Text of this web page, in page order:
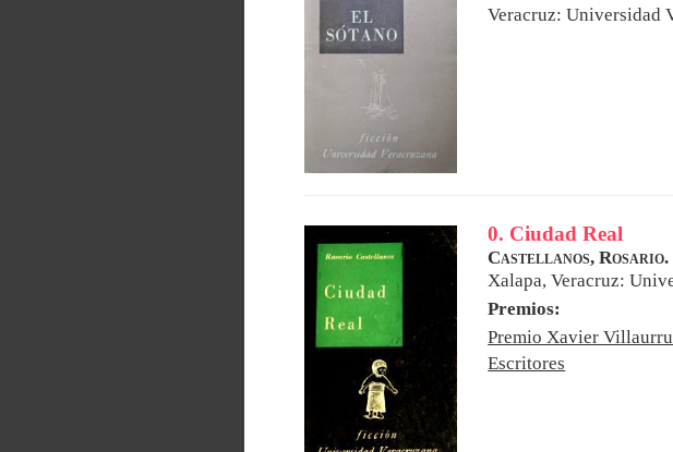
Veracruz: Universidad
0. Ciudad Real
Castellanos, Rosario.
Xalapa, Veracruz:
Premios:
Premio Xavier
Escritores